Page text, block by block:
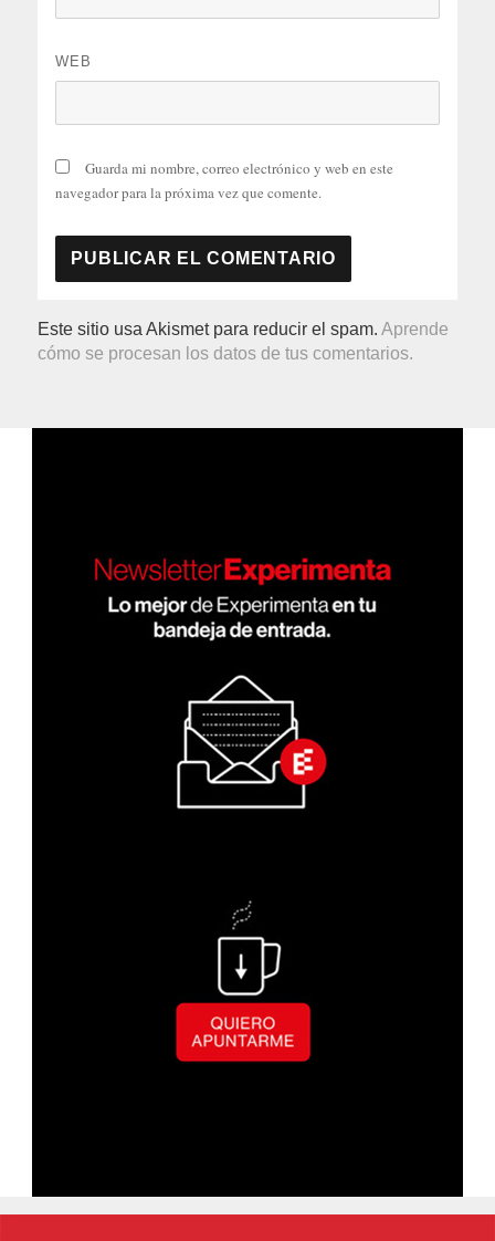
WEB
Guarda mi nombre, correo electrónico y web en este
navegador para la próxima vez que comente.
Este sitio usa Akismet para reducir el spam.Aprende
cómo se procesan los datos de tus comentarios.